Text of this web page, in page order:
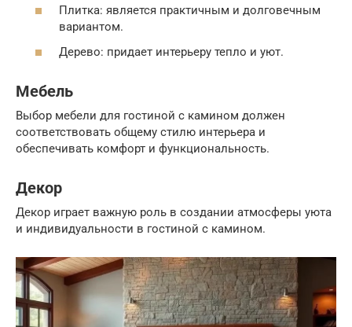
Плитка: является практичным и долговечным
вариантом.
Дерево: придает интерьеру тепло и уют.
Мебель
Выбор мебели для гостиной с камином должен
соответствовать общему стилю интерьера и
обеспечивать комфорт и функциональность.
Декор
Декор играет важную роль в создании атмосферы уюта
и индивидуальности в гостиной с камином.